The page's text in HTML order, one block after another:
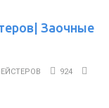
Заочные
924